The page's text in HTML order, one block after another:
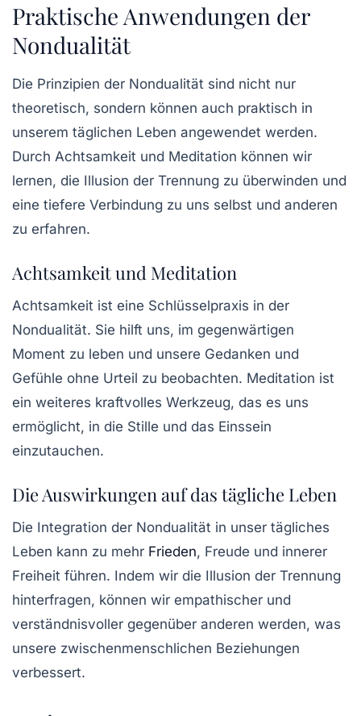
Praktische Anwendungen der
Nondualität
Die Prinzipien der Nondualität sind nicht nur
theoretisch, sondern können auch praktisch in
unserem täglichen Leben angewendet werden.
Durch Achtsamkeit und Meditation können wir
lernen, die Illusion der Trennung zu überwinden und
eine tiefere Verbindung zu uns selbst und anderen
zu erfahren.
Achtsamkeit und Meditation
Achtsamkeit ist eine Schlüsselpraxis in der
Nondualität. Sie hilft uns, im gegenwärtigen
Moment zu leben und unsere Gedanken und
Gefühle ohne Urteil zu beobachten. Meditation ist
ein weiteres kraftvolles Werkzeug, das es uns
ermöglicht, in die Stille und das Einssein
einzutauchen.
Die Auswirkungen auf das tägliche Leben
Die Integration der Nondualität in unser tägliches
Leben kann zu mehr Frieden, Freude und innerer
Freiheit führen. Indem wir die Illusion der Trennung
hinterfragen, können wir empathischer und
verständnisvoller gegenüber anderen werden, was
unsere zwischenmenschlichen Beziehungen
verbessert.